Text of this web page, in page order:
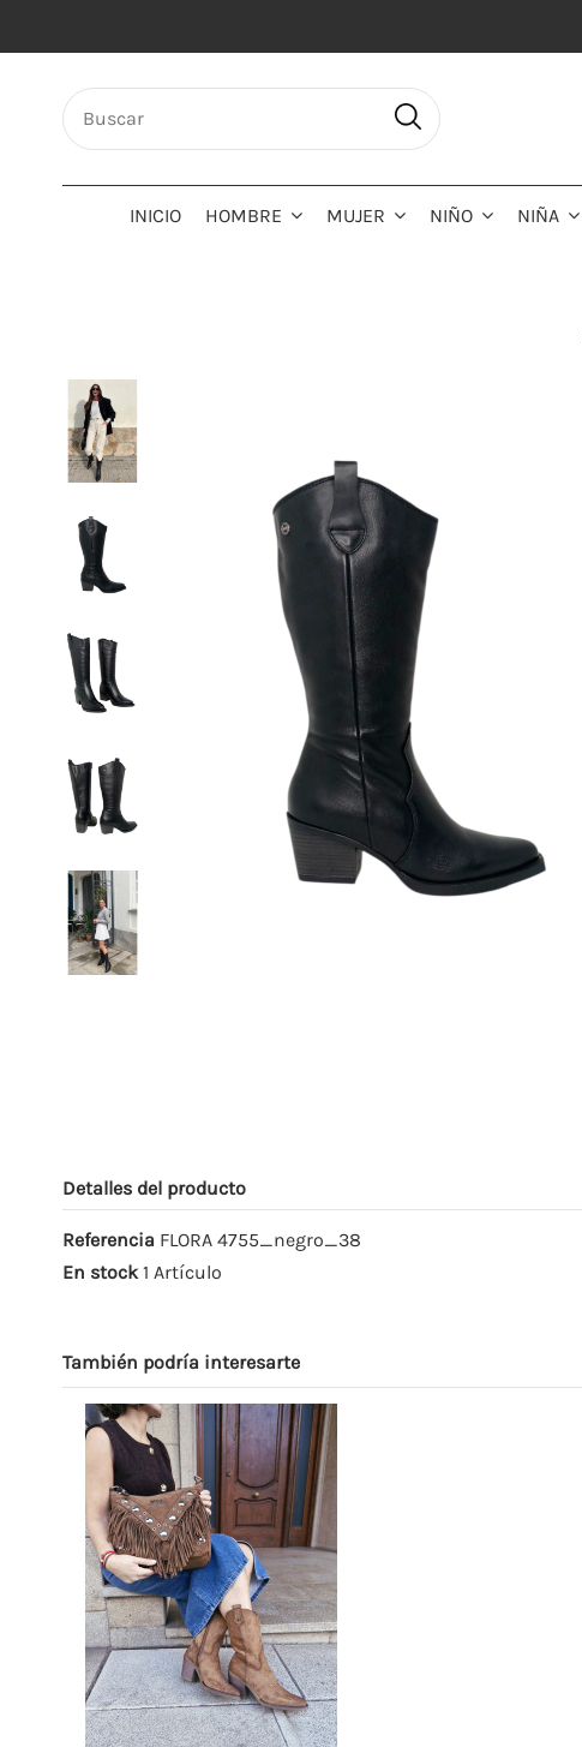
INICIO HOMBRE MUJER NIÑO NIÑA
Detalles del producto
Referencia FLORA 4755_negro_38
En stock 1 Artículo
También podría interesarte